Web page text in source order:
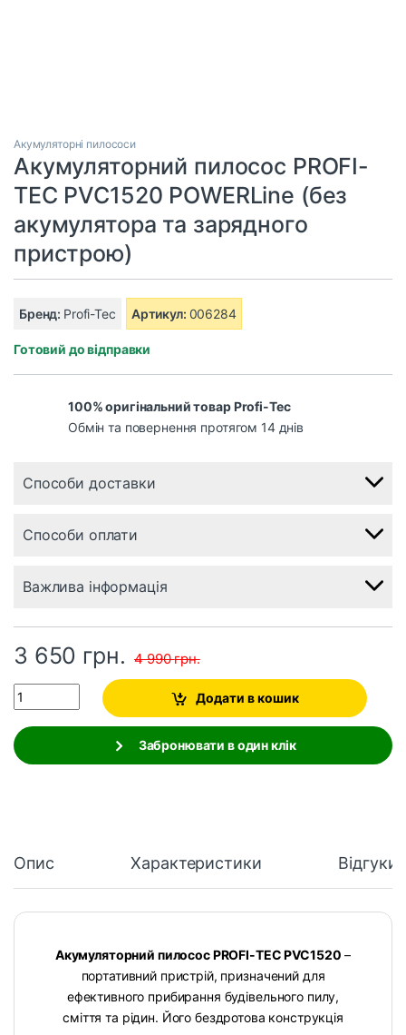
Акумуляторні пилососи
Акумуляторний пилосос PROFI-
TEC PVC1520 POWERLine (без
акумулятора та зарядного
пристрою)
Бренд: Profi-Tec Артикул: 006284
Готовий до відправки
100% оригінальний товар Profi-Tec
Обмін та повернення протягом 14 днів
Способи доставки
Способи оплати
Важлива інформація
3 650 грн. 4 990грн.
Quantity
Додати в кошик
Забронювати в один клік
Опис Характеристики Відгуки
Акумуляторний пилосос PROFI-TEC PVC1520 –
портативний пристрій, призначений для
ефективного прибирання будівельного пилу,
сміття та рідин. Його бездротова конструкція